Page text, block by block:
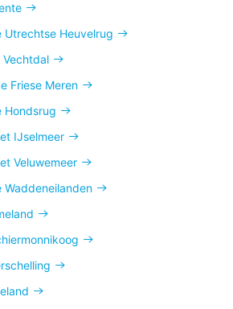
Heuvelrug
Vechtdal
Friese Meren
Hondsrug
IJselmeer
Veluwemeer